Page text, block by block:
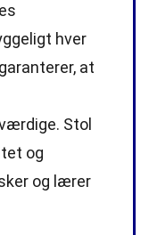
hver
at
Stol
og
og lærer